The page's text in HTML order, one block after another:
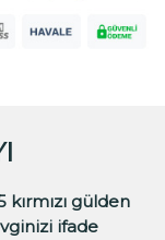
gülden
ifade